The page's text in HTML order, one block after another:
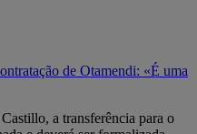
de Otamendi: «É uma
a transferência para o